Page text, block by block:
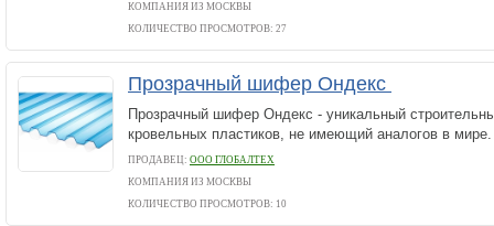
КОМПАНИЯ ИЗ МОСКВЫ
КОЛИЧЕСТВО ПРОСМОТРОВ: 27
Прозрачный шифер Ондекс
Прозрачный шифер Ондекс - уникальный
кровельных пластиков, не имеющий аналогов в мире.
ПРОДАВЕЦ: ООО ГЛОБАЛТЕХ
КОМПАНИЯ ИЗ МОСКВЫ
КОЛИЧЕСТВО ПРОСМОТРОВ: 10